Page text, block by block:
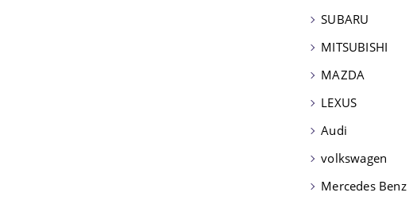
SUBARU
MITSUBISHI
MAZDA
LEXUS
Audi
volkswagen
Mercedes Benz